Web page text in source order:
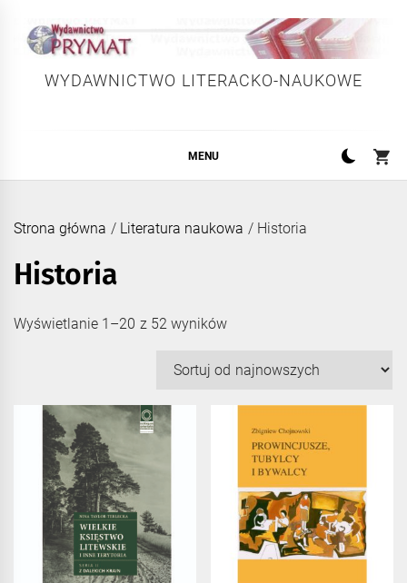
content
WYDAWNICTWO LITERACKO-NAUKOWE
MENU
Strona główna / Literatura naukowa / Historia
Historia
Wyświetlanie 1–20 z 52 wynikówPosortowane
najnowszych